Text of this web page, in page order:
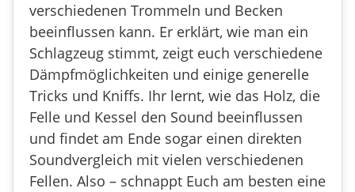
verschiedenen Trommeln und Becken
beeinflussen kann. Er erklärt, wie man ein
Schlagzeug stimmt, zeigt euch verschiedene
Dämpfmöglichkeiten und einige generelle
Tricks und Kniffs. Ihr lernt, wie das Holz, die
Felle und Kessel den Sound beeinflussen
und findet am Ende sogar einen direkten
Soundvergleich mit vielen verschiedenen
Fellen. Also – schnappt Euch am besten eine